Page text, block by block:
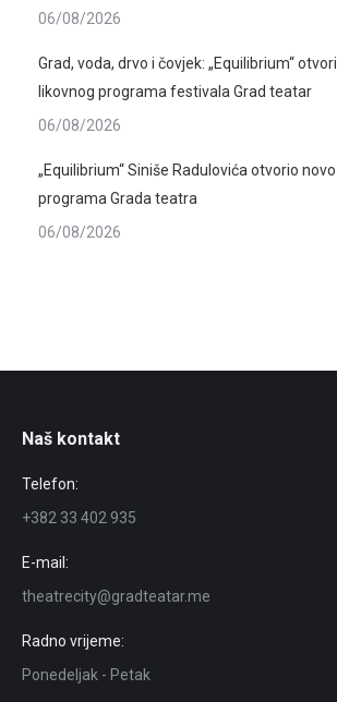
06/08/2026
Grad, voda, drvo i čovjek: „Equilibrium“
likovnog programa festivala Grad teatar
06/08/2026
„Equilibrium“ Siniše Radulovića otvorio
programa Grada teatra
06/08/2026
Naš kontakt
Telefon:
+382 33 402 935
E-mail:
theatrecity@gradteatar.me
Radno vrijeme:
Ponedeljak - Petak